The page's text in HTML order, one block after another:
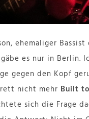
ehemaliger Bassist
es nur in Berlin.
gegen den Kopf
nicht mehr Built
sich die Frage